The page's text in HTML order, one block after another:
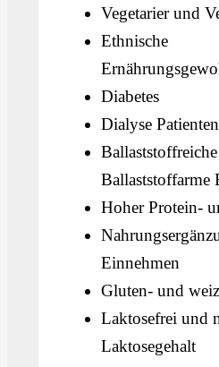
Vegetarier und
Ethnische
Diabetes
Dialyse Patienten
Ballaststoffarme
Hoher Protein-
Einnehmen
Gluten- und
Laktosefrei und
Laktosegehalt